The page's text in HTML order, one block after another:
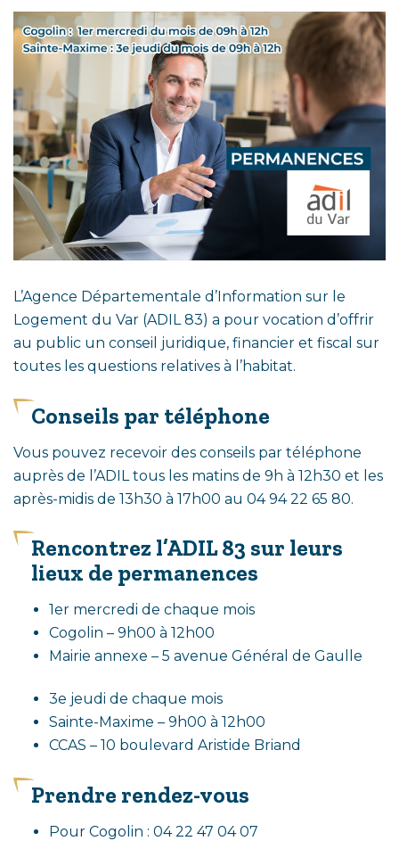
L’Agence Départementale d’Information sur le
Logement du Var (ADIL 83) a pour vocation d’offrir
au public un conseil juridique, financier et fiscal sur
toutes les questions relatives à l’habitat.
Conseils par téléphone
Vous pouvez recevoir des conseils par téléphone
auprès de l’ADIL tous les matins de 9h à 12h30 et les
après-midis de 13h30 à 17h00 au 04 94 22 65 80.
Rencontrez l’ADIL 83 sur leurs
lieux de permanences
1er mercredi de chaque mois
Cogolin – 9h00 à 12h00
Mairie annexe – 5 avenue Général de Gaulle
3e jeudi de chaque mois
Sainte-Maxime – 9h00 à 12h00
CCAS – 10 boulevard Aristide Briand
Prendre rendez-vous
Pour Cogolin : 04 22 47 04 07